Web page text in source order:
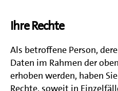
Ihre Rechte
Als betroffene Person,
Daten im Rahmen der
erhoben werden, haben
Rechte, soweit in